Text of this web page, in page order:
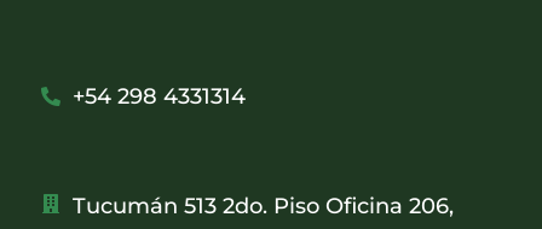
+54 298 4331314
Tucumán 513 2do. Piso Oficina 206,